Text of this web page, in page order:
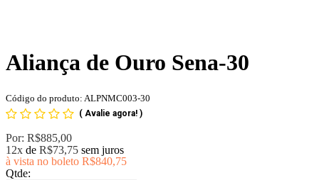
Aliança de Ouro Sena-30
Código do produto: ALPNMC003-30
( Avalie agora! )
Por: R$885,00
12x de R$73,75 sem juros
à vista no boleto R$840,75
Qtde: